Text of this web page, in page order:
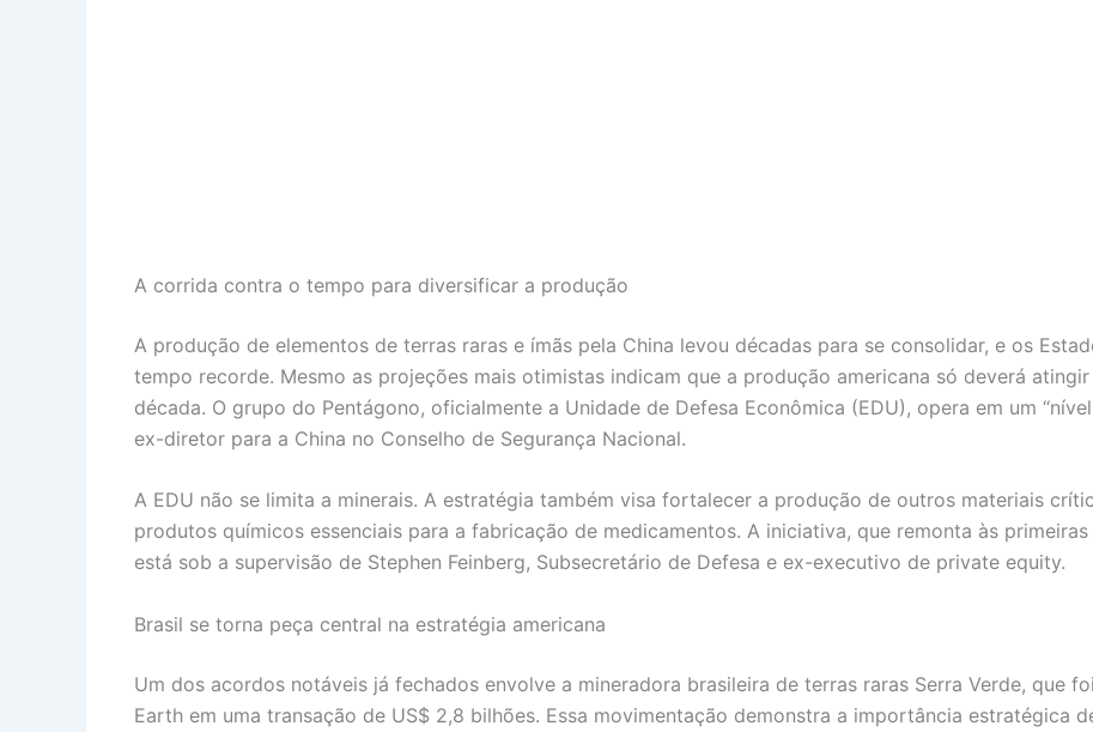
A corrida contra o tempo para diversificar a produção
A produção de elementos de terras raras e ímãs pela China levou décadas para se consolidar, e os
tempo recorde. Mesmo as projeções mais otimistas indicam que a produção americana só deverá
década. O grupo do Pentágono, oficialmente a Unidade de Defesa Econômica (EDU), opera em um
ex-diretor para a China no Conselho de Segurança Nacional.
A EDU não se limita a minerais. A estratégia também visa fortalecer a produção de outros materiais
produtos químicos essenciais para a fabricação de medicamentos. A iniciativa, que remonta às
está sob a supervisão de Stephen Feinberg, Subsecretário de Defesa e ex-executivo de private equity.
Brasil se torna peça central na estratégia americana
Um dos acordos notáveis já fechados envolve a mineradora brasileira de terras raras Serra Verde, que
Earth em uma transação de US$ 2,8 bilhões. Essa movimentação demonstra a importância estratégica